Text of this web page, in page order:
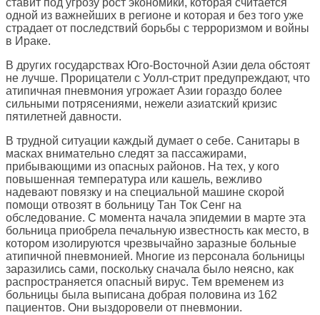
ставит под угрозу рост экономики, которая считается
одной из важнейших в регионе и которая и без того уже
страдает от последствий борьбы с терроризмом и войны
в Ираке.
В других государствах Юго-Восточной Азии дела обстоят
не лучше. Прорицатели с Уолл-стрит предупреждают, что
атипичная пневмония угрожает Азии гораздо более
сильными потрясениями, нежели азиатский кризис
пятилетней давности.
В трудной ситуации каждый думает о себе. Санитары в
масках внимательно следят за пассажирами,
прибывающими из опасных районов. На тех, у кого
повышенная температура или кашель, вежливо
надевают повязку и на специальной машине скорой
помощи отвозят в больницу Тан Ток Сенг на
обследование. С момента начала эпидемии в марте эта
больница приобрела печальную известность как место, в
котором изолируются чрезвычайно заразные больные
атипичной пневмонией. Многие из персонала больницы
заразились сами, поскольку сначала было неясно, как
распространяется опасный вирус. Тем временем из
больницы была выписана добрая половина из 162
пациентов. Они выздоровели от пневмонии.